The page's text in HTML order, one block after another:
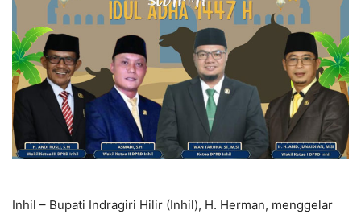
Inhil – Bupati Indragiri Hilir (Inhil), H. Herman, menggelar